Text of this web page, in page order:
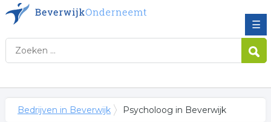
☰
Bedrijven in Beverwijk Psycholoog in Beverwijk